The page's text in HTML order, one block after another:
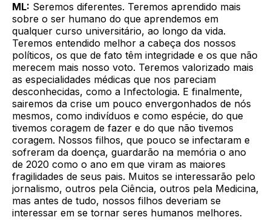
ML: Seremos diferentes. Teremos aprendido mais
sobre o ser humano do que aprendemos em
qualquer curso universitário, ao longo da vida.
Teremos entendido melhor a cabeça dos nossos
políticos, os que de fato têm integridade e os que não
merecem mais nosso voto. Teremos valorizado mais
as especialidades médicas que nos pareciam
desconhecidas, como a Infectologia. E finalmente,
sairemos da crise um pouco envergonhados de nós
mesmos, como indivíduos e como espécie, do que
tivemos coragem de fazer e do que não tivemos
coragem. Nossos filhos, que pouco se infectaram e
sofreram da doença, guardarão na memória o ano
de 2020 como o ano em que viram as maiores
fragilidades de seus pais. Muitos se interessarão pelo
jornalismo, outros pela Ciência, outros pela Medicina,
mas antes de tudo, nossos filhos deveriam se
interessar em se tornar seres humanos melhores.